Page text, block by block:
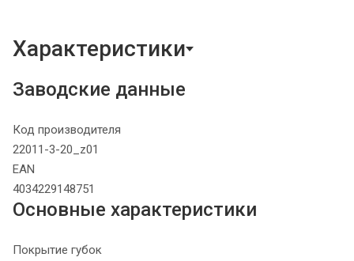
Характеристики
Заводские данные
Код производителя
22011-3-20_z01
EAN
4034229148751
Основные характеристики
Покрытие губок